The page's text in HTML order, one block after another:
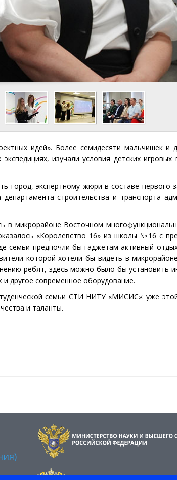
идей». Более семидесяти мальчишек и
изучали условия детских
город, экспертному жюри в составе первого
строительства и транспорта
в микрорайоне Восточном
«Королевство 16» из школы №16 с
семьи предпочли бы гаджетам активный
которой хотели бы видеть в
ребят, здесь можно было бы установить
другое современное оборудование.
семьи СТИ НИТУ «МИСИС»: уже
и таланты.